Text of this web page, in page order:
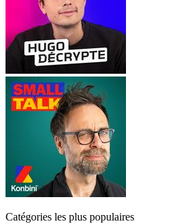
Catégories les plus populaires